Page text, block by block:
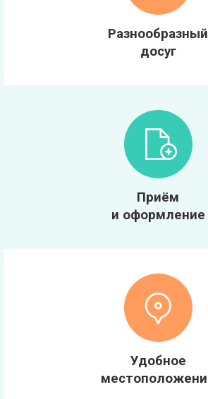
Разнообразный
досуг
Приём
и оформление
Удобное